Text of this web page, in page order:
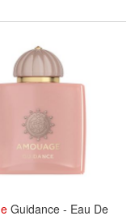
Guidance - Eau De